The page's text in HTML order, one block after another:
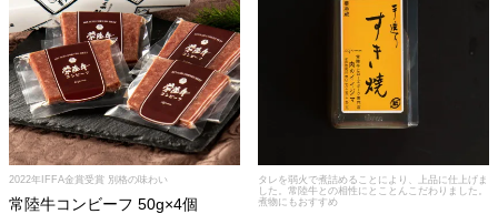
LINEギフト ふるさと納税
2022年IFFA金賞受賞 別格の味わい
常陸牛コンビーフ 50g×4個
タレを弱火で煮詰めることにより、上品に仕上げま
した。常陸牛との相性にとことんこだわりました。
煮物にもおすすめ